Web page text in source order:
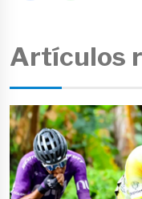
Artículos